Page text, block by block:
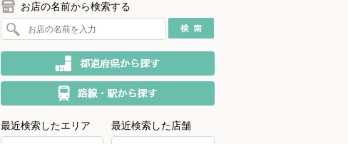
お店の名前から検索する
最近検索したエリア 最近検索した店舗